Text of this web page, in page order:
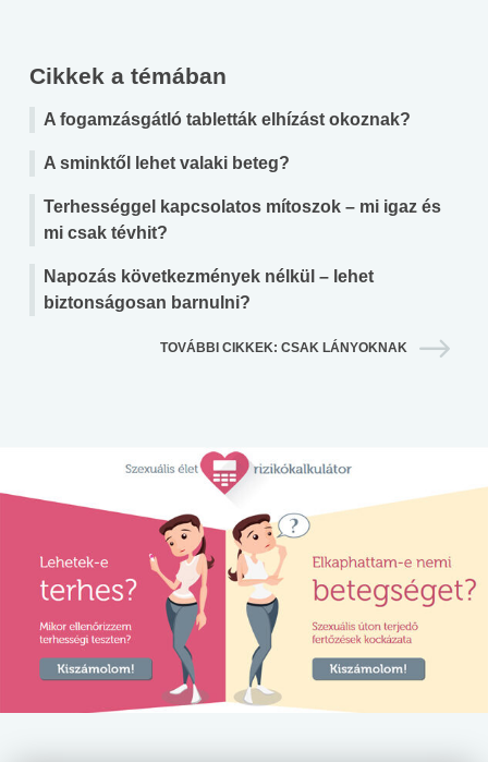
Cikkek a témában
A fogamzásgátló tabletták elhízást okoznak?
A sminktől lehet valaki beteg?
Terhességgel kapcsolatos mítoszok – mi igaz és
mi csak tévhit?
Napozás következmények nélkül – lehet
biztonságosan barnulni?
TOVÁBBI CIKKEK: CSAK LÁNYOKNAK